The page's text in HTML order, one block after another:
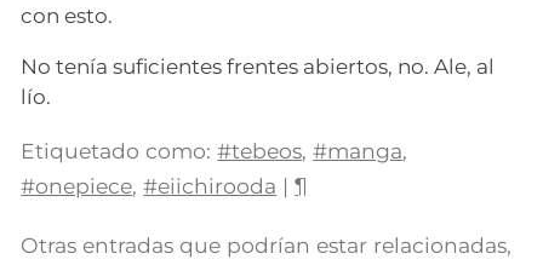
con esto.
No tenía suficientes frentes abiertos, no. Ale, al
lío.
Etiquetado como: #tebeos,#manga,
#onepiece,#eiichirooda |¶
Otras entradas que podrían estar relacionadas,